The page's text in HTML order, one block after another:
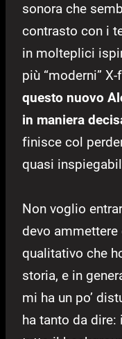
sonora che
contrasto con i
in molteplici
più “moderni”
questo nuovo
in maniera
finisce col
quasi
Non voglio
devo
qualitativo che
storia, e in
mi ha un po’
ha tanto da